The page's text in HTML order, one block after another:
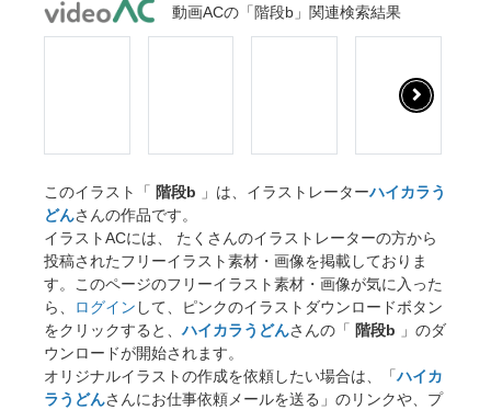
動画ACの「階段b」関連検索結果
このイラスト「 階段b 」は、イラストレーターハイカラう
どんさんの作品です。
イラストACには、 たくさんのイラストレーターの方から
投稿されたフリーイラスト素材・画像を掲載しておりま
す。このページのフリーイラスト素材・画像が気に入った
ら、
ログイン して、ピンクのイラストダウンロードボタン
をクリックすると、ハイカラうどんさんの「 階段b 」のダ
ウンロードが開始されます。
オリジナルイラストの作成を依頼したい場合は、「ハイカ
ラうどんさんにお仕事依頼メールを送る」のリンクや、プ